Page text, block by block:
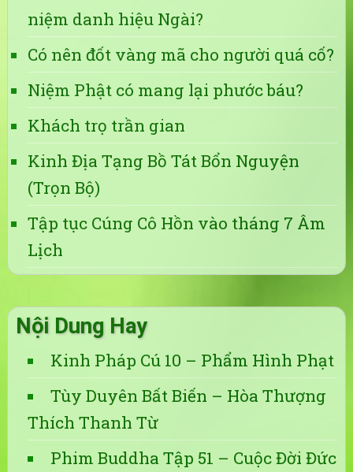
niệm danh hiệu Ngài?
Có nên đốt vàng mã cho người quá cố?
Niệm Phật có mang lại phước báu?
Khách trọ trần gian
Kinh Địa Tạng Bồ Tát Bổn Nguyện
(Trọn Bộ)
Tập tục Cúng Cô Hồn vào tháng 7 Âm
Lịch
Nội Dung Hay
Kinh Pháp Cú 10 – Phẩm Hình Phạt
Tùy Duyên Bất Biến – Hòa Thượng
Thích Thanh Từ
Phim Buddha Tập 51 – Cuộc Đời Đức